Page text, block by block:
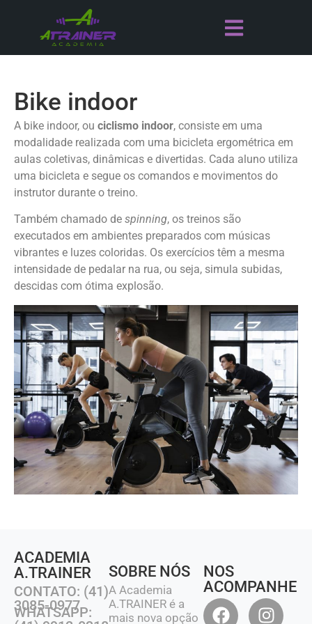
Bike indoor
A bike indoor, ou ciclismo indoor, consiste em uma
modalidade realizada com uma bicicleta ergométrica em
aulas coletivas, dinâmicas e divertidas. Cada aluno utiliza
uma bicicleta e segue os comandos e movimentos do
instrutor durante o treino.
Também chamado de spinning, os treinos são
executados em ambientes preparados com músicas
vibrantes e luzes coloridas. Os exercícios têm a mesma
intensidade de pedalar na rua, ou seja, simula subidas,
descidas com ótima explosão.
ACADEMIA
A.TRAINER
CONTATO: (41)
3085-0977
WHATSAPP:
SOBRE NÓS
A Academia
A.TRAINER é a
mais nova opção
NOS
ACOMPANHE